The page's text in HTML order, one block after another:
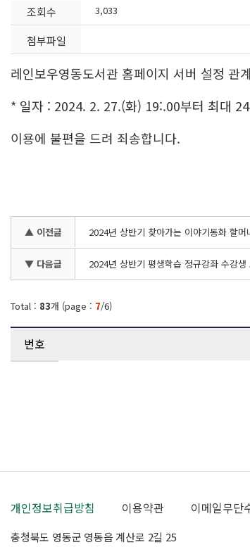
조회수 3,033
첨부파일
레인보우영동도서관 홈페이지 서버 설정 관
* 일자 : 2024. 2. 27.(화) 19:.00부터 최대
이용에 불편을 드려 죄송합니다.
▲ 이전글 2024년 상반기 찾아가는 이야기동화 할
▼ 다음글 2024년 상반기 평생학습 정규강좌 수강생
Total : 83개 (page : 7/6)
번호
개인정보취급방침 이용약관 이메일무단
충청북도 영동군 영동읍 계산로 2길 25